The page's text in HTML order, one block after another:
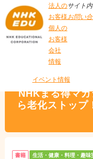
法人の
お客様
個人の
お客様
会社
情報
サイト
お問い
イベント情報
みながら老化ストップ！解いて動
NHKまる得マ
ら老化ストッ
書籍 生活・健康・料理・趣味